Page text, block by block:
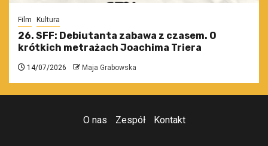
Film Kultura
26. SFF: Debiutanta zabawa z czasem. O
krótkich metrażach Joachima Triera
14/07/2026 Maja Grabowska
O nas Zespół Kontakt